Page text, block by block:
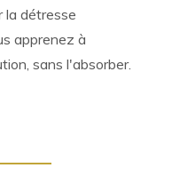
la détresse
apprenez à
sans l'absorber.